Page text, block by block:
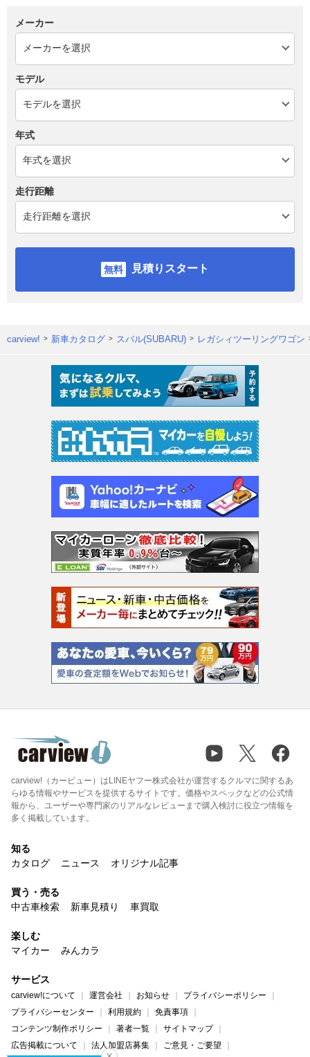
メーカー
モデル
年式
走行距離
見積りスタート
carview! 新車カタログ スバル(SUBARU) レガシィツーリングワゴン
carview!（カービュー）はLINEヤフー株式会社が運営するクルマに関するあ
らゆる情報やサービスを提供するサイトです。価格やスペックなどの公式情
報から、ユーザーや専門家のリアルなレビューまで購入検討に役立つ情報を
多く掲載しています。
知る
カタログ
ニュース オリジナル記事
買う・売る
中古車検索
新車見積り 車買取
楽しむ
マイカー
みんカラ
サービス
carview!について 運営会社 お知らせ
プライバシーポリシー
プライバシーセンター
利用規約
免責事項
コンテンツ制作ポリシー
著者一覧
サイトマップ
広告掲載について
法人加盟店募集
ご意見・ご要望